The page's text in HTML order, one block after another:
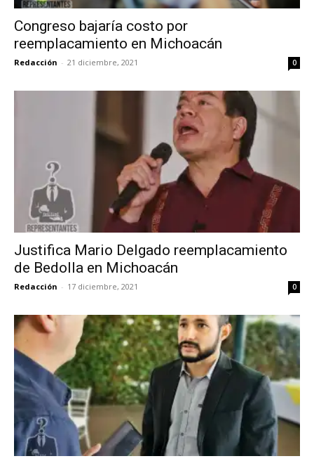
Congreso bajaría costo por
reemplacamiento en Michoacán
Redacción - 21 diciembre, 2021 0
Justifica Mario Delgado reemplacamiento
de Bedolla en Michoacán
Redacción - 17 diciembre, 2021 0